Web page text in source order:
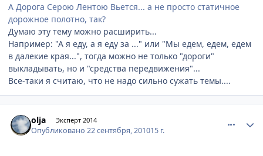
А Дорога Серою Лентою Вьется... а не просто статичное
дорожное полотно, так?
Думаю эту тему можно расширить...
Например: "А я еду, а я еду за ..." или "Мы едем, едем, едем
в далекие края...", тогда можно не только "дороги"
выкладывать, но и "средства передвижения"...
Все-таки я считаю, что не надо сильно сужать темы....
olja Эксперт 2014
Опубликовано22 сентября, 201015 г.